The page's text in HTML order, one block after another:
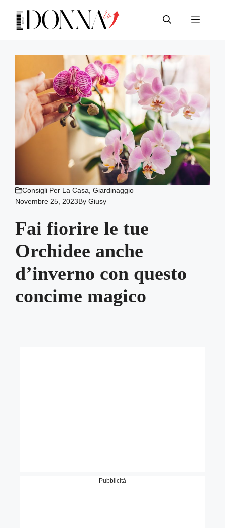
contenuto
Menu
Consigli Per La Casa,Giardinaggio
Novembre 25, 2023ByGiusy
Fai fiorire le tue
Orchidee anche
d’inverno con questo
concime magico
Pubblicità